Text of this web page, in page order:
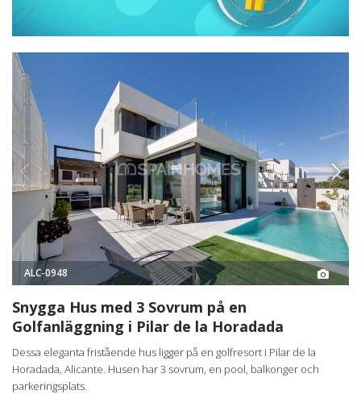
ALC-0948
Snygga Hus med 3 Sovrum på en
Golfanläggning i Pilar de la Horadada
Dessa eleganta fristående hus ligger på en golfresort i Pilar de la
Horadada, Alicante. Husen har 3 sovrum, en pool, balkonger och
parkeringsplats.